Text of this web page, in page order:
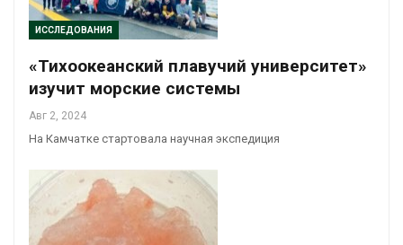
ИССЛЕДОВАНИЯ
«Тихоокеанский плавучий университет»
изучит морские системы
Авг 2, 2024
На Камчатке стартовала научная экспедиция